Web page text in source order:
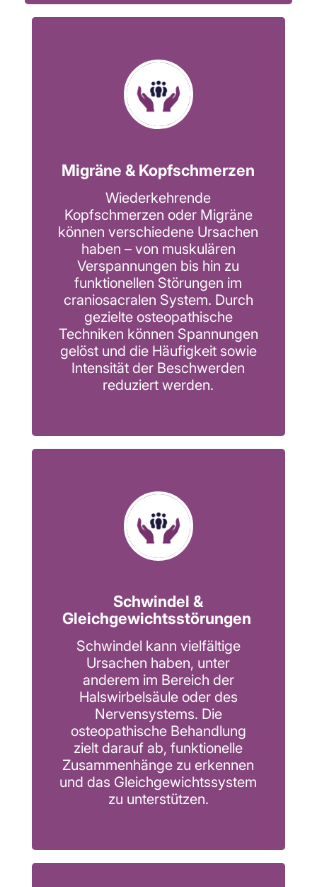
Migräne & Kopfschmerzen
Wiederkehrende
Kopfschmerzen oder Migräne
können verschiedene Ursachen
haben – von muskulären
Verspannungen bis hin zu
funktionellen Störungen im
craniosacralen System. Durch
gezielte osteopathische
Techniken können Spannungen
gelöst und die Häufigkeit sowie
Intensität der Beschwerden
reduziert werden.
Schwindel &
Gleichgewichtsstörungen
Schwindel kann vielfältige
Ursachen haben, unter
anderem im Bereich der
Halswirbelsäule oder des
Nervensystems. Die
osteopathische Behandlung
zielt darauf ab, funktionelle
Zusammenhänge zu erkennen
und das Gleichgewichtssystem
zu unterstützen.